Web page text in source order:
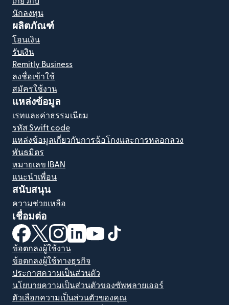
นักลงทุน
ผลิตภัณฑ์
โอนเงิน
รับเงิน
Remitly Business
ลงชื่อเข้าใช้
สมัครใช้งาน
แหล่งข้อมูล
เรทและค่าธรรมเนียม
รหัส Swift code
แหล่งข้อมูลเกี่ยวกับการฉ้อโกงและการหลอกลวง
พันธมิตร
หมายเลข IBAN
แนะนำเพื่อน
สนับสนุน
ความช่วยเหลือ
เชื่อมต่อ
(เปิดในหน้าต่างใหม่)
(เปิดในหน้าต่างใหม่)
(เปิดในหน้าต่างใหม่)
(เปิดในหน้าต่างใหม่)
(เปิดในหน้าต่างใหม่)
ข้อตกลงผู้ใช้งาน
ข้อตกลงผู้ใช้ทางธุรกิจ
ประกาศความเป็นส่วนตัว
นโยบายความเป็นส่วนตัวของซัพพลายเออร์
ตัวเลือกความเป็นส่วนตัวของคุณ